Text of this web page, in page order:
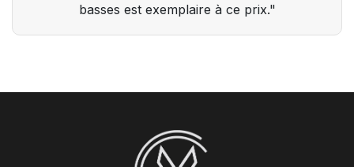
basses est exemplaire à ce prix."